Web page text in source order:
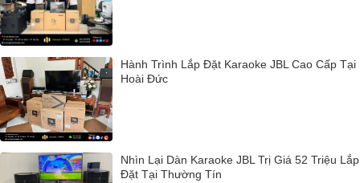
Hành Trình Lắp Đặt Karaoke JBL Cao Cấp Tại
Hoài Đức
Nhìn Lại Dàn Karaoke JBL Trị Giá 52 Triệu Lắp
Đặt Tại Thường Tín